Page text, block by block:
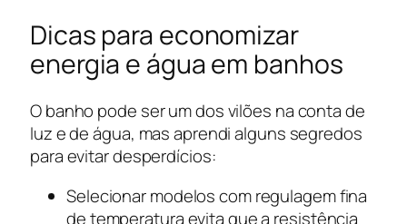
Dicas para economizar
energia e água em banhos
O banho pode ser um dos vilões na conta de
luz e de água, mas aprendi alguns segredos
para evitar desperdícios:
Selecionar modelos com regulagem fina
de temperatura evita que a resistência